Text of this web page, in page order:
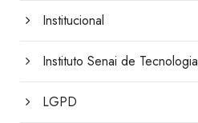
Institucional
Instituto Senai de Tecnologia
LGPD